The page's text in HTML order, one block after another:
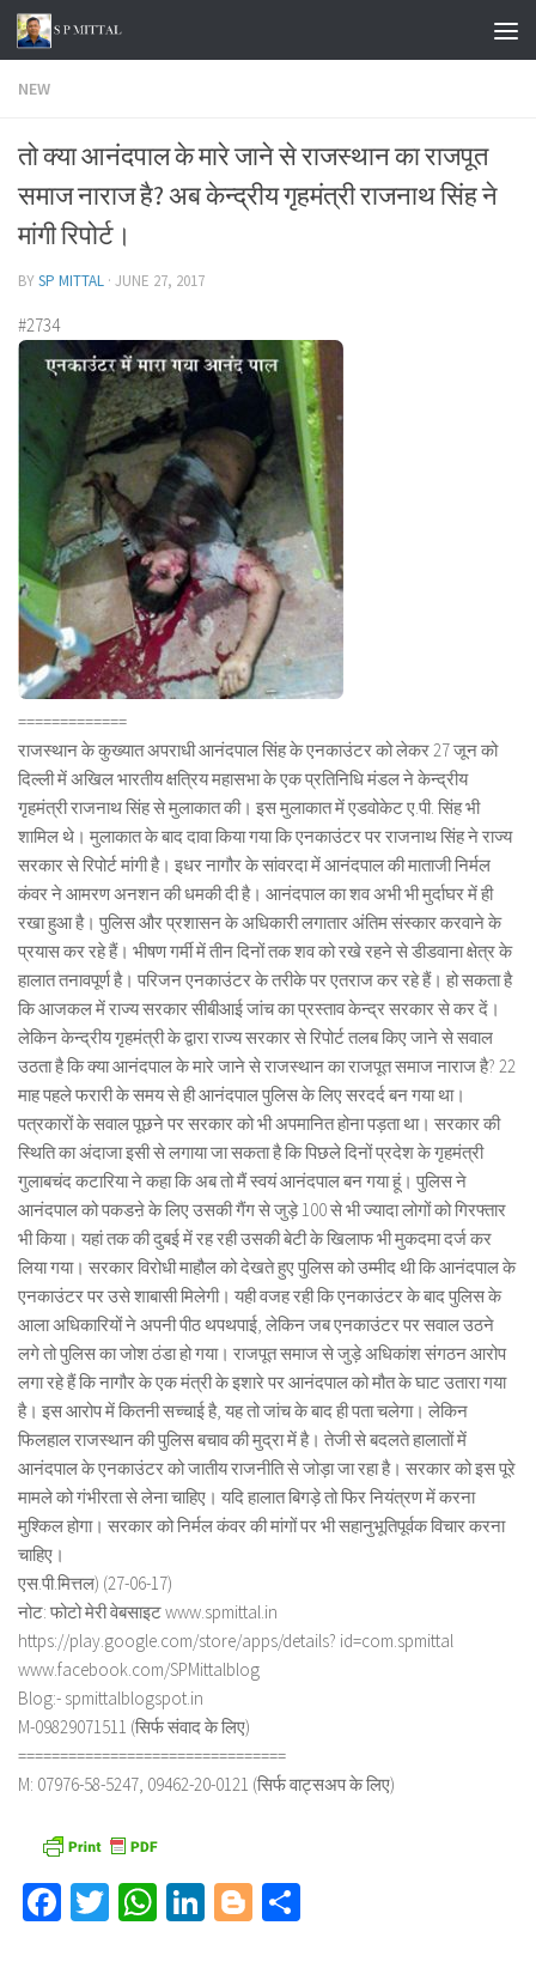
Skip to content
NEW
तो क्या आनंदपाल के मारे जाने से राजस्थान का राजपूत
समाज नाराज है? अब केन्द्रीय गृहमंत्री राजनाथ सिंह ने
मांगी रिपोर्ट।
BYSP MITTAL · JUNE 27, 2017
#2734
=============
राजस्थान के कुख्यात अपराधी आनंदपाल सिंह के एनकाउंटर को लेकर 27 जून को
दिल्ली में अखिल भारतीय क्षत्रिय महासभा के एक प्रतिनिधि मंडल ने केन्द्रीय
गृहमंत्री राजनाथ सिंह से मुलाकात की। इस मुलाकात में एडवोकेट ए.पी. सिंह भी
शामिल थे। मुलाकात के बाद दावा किया गया कि एनकाउंटर पर राजनाथ सिंह ने राज्य
सरकार से रिपोर्ट मांगी है। इधर नागौर के सांवरदा में आनंदपाल की माताजी निर्मल
कंवर ने आमरण अनशन की धमकी दी है। आनंदपाल का शव अभी भी मुर्दाघर में ही
रखा हुआ है। पुलिस और प्रशासन के अधिकारी लगातार अंतिम संस्कार करवाने के
प्रयास कर रहे हैं। भीषण गर्मी में तीन दिनों तक शव को रखे रहने से डीडवाना क्षेत्र के
हालात तनावपूर्ण है। परिजन एनकाउंटर के तरीके पर एतराज कर रहे हैं। हो सकता है
कि आजकल में राज्य सरकार सीबीआई जांच का प्रस्ताव केन्द्र सरकार से कर दें।
लेकिन केन्द्रीय गृहमंत्री के द्वारा राज्य सरकार से रिपोर्ट तलब किए जाने से सवाल
उठता है कि क्या आनंदपाल के मारे जाने से राजस्थान का राजपूत समाज नाराज है? 22
माह पहले फरारी के समय से ही आनंदपाल पुलिस के लिए सरदर्द बन गया था।
पत्रकारों के सवाल पूछने पर सरकार को भी अपमानित होना पड़ता था। सरकार की
स्थिति का अंदाजा इसी से लगाया जा सकता है कि पिछले दिनों प्रदेश के गृहमंत्री
गुलाबचंद कटारिया ने कहा कि अब तो मैं स्वयं आनंदपाल बन गया हूं। पुलिस ने
आनंदपाल को पकडऩे के लिए उसकी गैंग से जुड़े 100 से भी ज्यादा लोगों को गिरफ्तार
भी किया। यहां तक की दुबई में रह रही उसकी बेटी के खिलाफ भी मुकदमा दर्ज कर
लिया गया। सरकार विरोधी माहौल को देखते हुए पुलिस को उम्मीद थी कि आनंदपाल के
एनकाउंटर पर उसे शाबासी मिलेगी। यही वजह रही कि एनकाउंटर के बाद पुलिस के
आला अधिकारियों ने अपनी पीठ थपथपाई, लेकिन जब एनकाउंटर पर सवाल उठने
लगे तो पुलिस का जोश ठंडा हो गया। राजपूत समाज से जुड़े अधिकांश संगठन आरोप
लगा रहे हैं कि नागौर के एक मंत्री के इशारे पर आनंदपाल को मौत के घाट उतारा गया
है। इस आरोप में कितनी सच्चाई है, यह तो जांच के बाद ही पता चलेगा। लेकिन
फिलहाल राजस्थान की पुलिस बचाव की मुद्रा में है। तेजी से बदलते हालातों में
आनंदपाल के एनकाउंटर को जातीय राजनीति से जोड़ा जा रहा है। सरकार को इस पूरे
मामले को गंभीरता से लेना चाहिए। यदि हालात बिगड़े तो फिर नियंत्रण में करना
मुश्किल होगा। सरकार को निर्मल कंवर की मांगों पर भी सहानुभूतिपूर्वक विचार करना
चाहिए।
एस.पी.मित्तल) (27-06-17)
नोट: फोटो मेरी वेबसाइट www.spmittal.in
https://play.google.com/store/apps/details? id=com.spmittal
www.facebook.com/SPMittalblog
Blog:- spmittalblogspot.in
M-09829071511 (सिर्फ संवाद के लिए)
================================
M: 07976-58-5247, 09462-20-0121 (सिर्फ वाट्सअप के लिए)
Facebook
TwitterWhatsApp
LinkedIn
Blogger